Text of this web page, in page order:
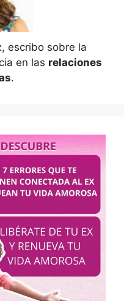
, escribo sobre la
en las relaciones
.